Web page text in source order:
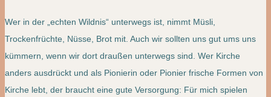
Wer in der „echten Wildnis“ unterwegs ist, nimmt Müsli,
Trockenfrüchte, Nüsse, Brot mit. Auch wir sollten uns gut ums uns
kümmern, wenn wir dort draußen unterwegs sind. Wer Kirche
anders ausdrückt und als Pionierin oder Pionier frische Formen von
Kirche lebt, der braucht eine gute Versorgung: Für mich spielen